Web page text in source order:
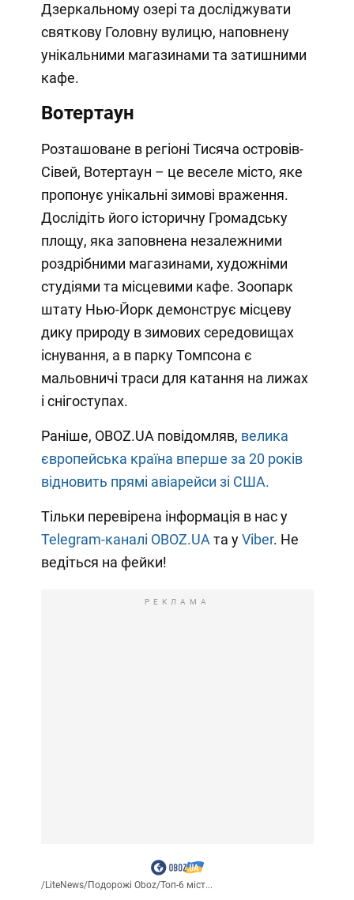
Дзеркальному озері та досліджувати
святкову Головну вулицю, наповнену
унікальними магазинами та затишними
кафе.
Вотертаун
Розташоване в регіоні Тисяча островів-
Сівей, Вотертаун – це веселе місто, яке
пропонує унікальні зимові враження.
Дослідіть його історичну Громадську
площу, яка заповнена незалежними
роздрібними магазинами, художніми
студіями та місцевими кафе. Зоопарк
штату Нью-Йорк демонструє місцеву
дику природу в зимових середовищах
існування, а в парку Томпсона є
мальовничі траси для катання на лижах
і снігоступах.
Раніше, OBOZ.UA повідомляв, велика
європейська країна вперше за 20 років
відновить прямі авіарейси зі США.
Тільки перевірена інформація в нас у
Telegram-каналі OBOZ.UA та уViber. Не
ведіться на фейки!
РЕКЛАМА
/LiteNews/Подорожі Oboz/Топ-6 міст...